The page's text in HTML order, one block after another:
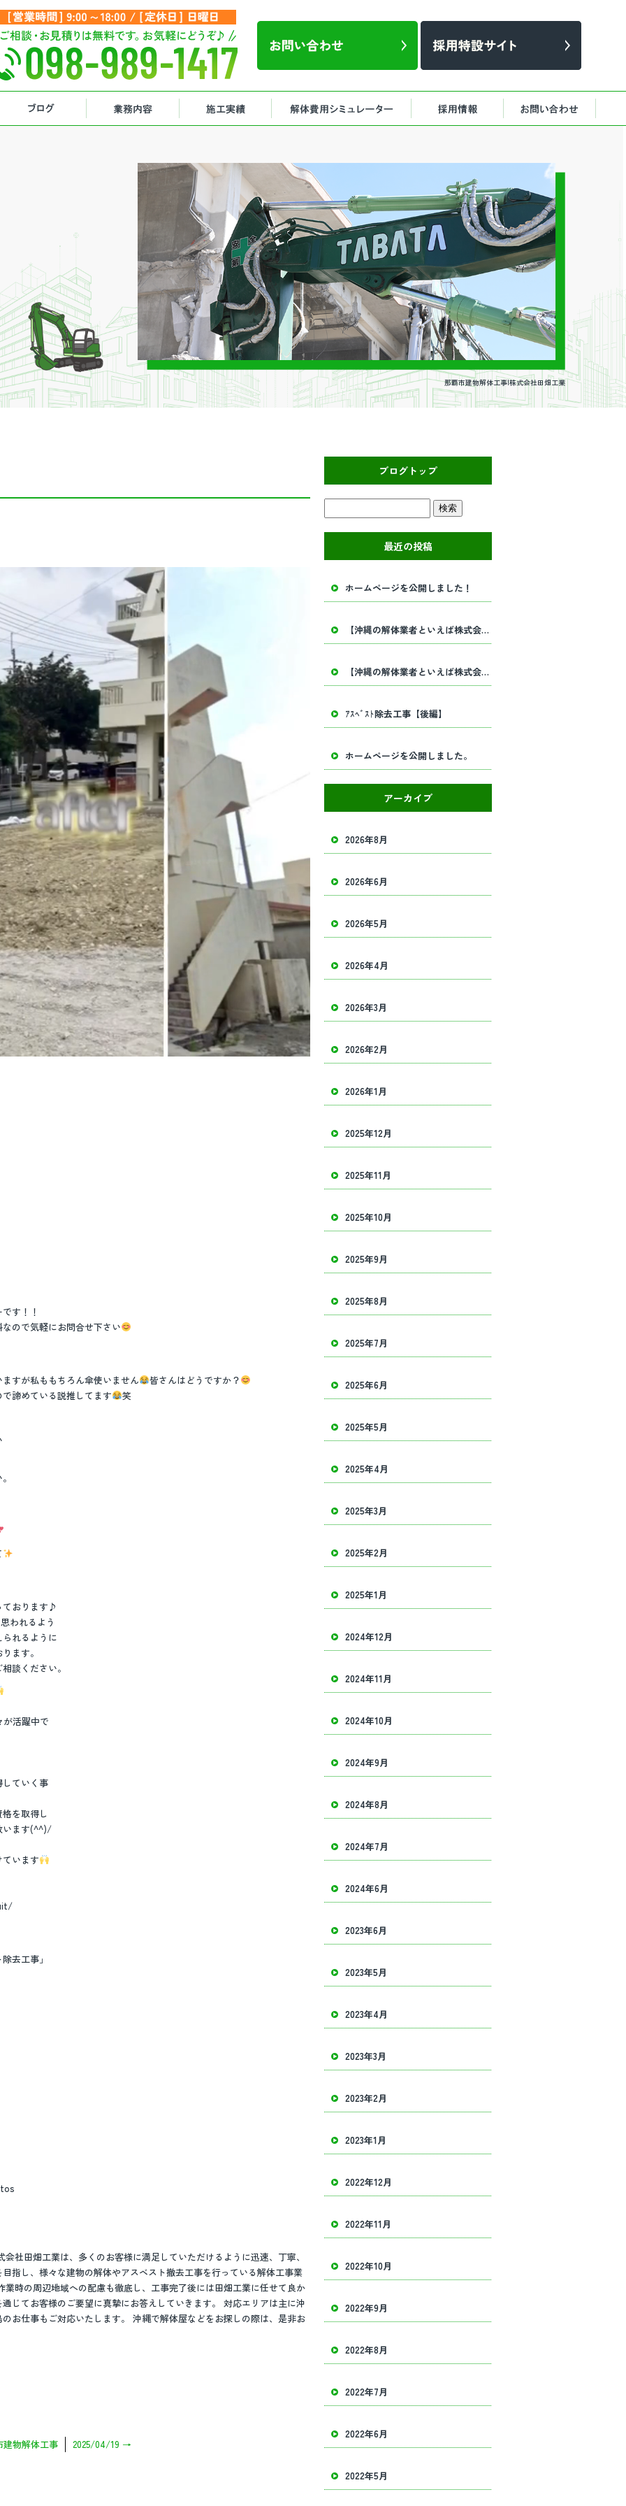
那覇市建物解体工事|株式会社田畑工業
す！！
ので気軽にお問合せ下さい
すが私ももちろん傘使いません
皆さんはどうですか？
諦めている説推してます
笑
ております♪
われるよう
れるように
ます。
談ください。
が活躍中で
ていく事
を取得し
います(^^)/
います
去工事」
社田畑工業は、多くのお客様に満足していただけるように迅速、丁寧、
指し、様々な建物の解体やアスベスト撤去工事を行っている解体工事業
時の周辺地域への配慮も徹底し、工事完了後には田畑工業に任せて良か
じてお客様のご要望に真摯にお答えしていきます。 対応エリアは主に沖
お仕事もご対応いたします。 沖縄で解体屋などをお探しの際は、是非お
建物解体工事 2025/04/19 →
ブログトップ
最近の投稿
ホームページを公開しました！
【沖縄の解体業者といえば株式会社田畑工業】内部解体工事・建物解体工事の事ならお任せください！
【沖縄の解体業者といえば株式会社田畑工業】内部解体工事・建物解体工事の事ならお任せください！
ｱｽﾍﾞｽﾄ除去工事【後編】
ホームページを公開しました。
アーカイブ
2026年8月
2026年6月
2026年5月
2026年4月
2026年3月
2026年2月
2026年1月
2025年12月
2025年11月
2025年10月
2025年9月
2025年8月
2025年7月
2025年6月
2025年5月
2025年4月
2025年3月
2025年2月
2025年1月
2024年12月
2024年11月
2024年10月
2024年9月
2024年8月
2024年7月
2024年6月
2023年6月
2023年5月
2023年4月
2023年3月
2023年2月
2023年1月
2022年12月
2022年11月
2022年10月
2022年9月
2022年8月
2022年7月
2022年6月
2022年5月